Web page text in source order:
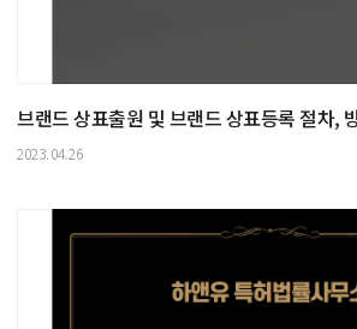
브랜드 상표출원 및 브랜드 상표등록 절차,
2023.04.26